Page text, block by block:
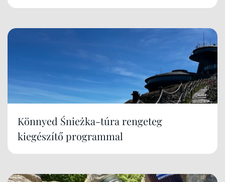
Könnyed Śnieżka-túra rengeteg
kiegészítő programmal